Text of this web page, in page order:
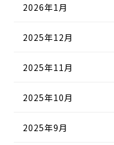
2026年1月
2025年12月
2025年11月
2025年10月
2025年9月